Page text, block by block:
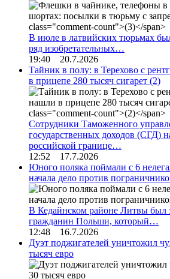
В июле в латвийских тюрьмах
ряд изобретательных…
19:40 20.7.2026
Тайник в полу: в Терехово с
в прицепе 280 тысяч сигарет (2)
Сотрудники Таможенного
государственных доходов (СГД)
российской границе…
12:52 17.7.2026
Юного поляка поймали с 6
начала дело против
В Кедайнском районе Литвы был
гражданин Польши, который…
12:48 16.7.2026
Дуэт поджигателей уничтожил
тысяч евро